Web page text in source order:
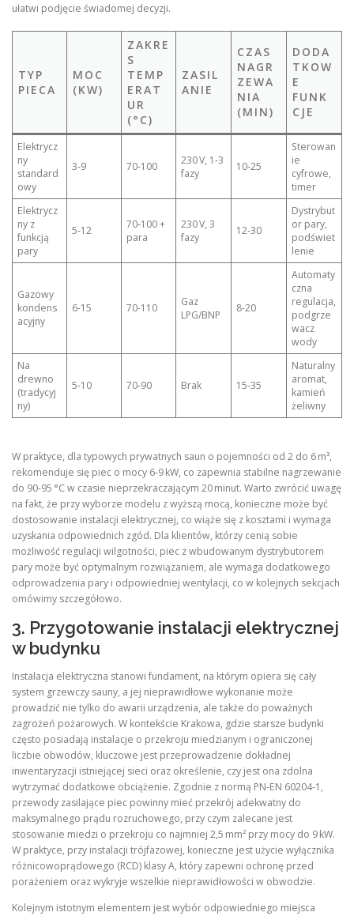
ułatwi podjęcie świadomej decyzji.
TYP
PIECA
MOC
(KW)
ZAKRE
S
TEMP
ERAT
UR
(°C)
ZASIL
ANIE
CZAS
NAGR
ZEWA
NIA
(MIN)
DODA
TKOW
E
FUNK
CJE
Elektrycz
ny
standard
owy
3‑9 70‑100
230 V, 1‑3
fazy
10‑25
Sterowan
ie
cyfrowe,
timer
Elektrycz
ny z
funkcją
pary
5‑12
70‑100 +
para
230 V, 3
fazy
12‑30
Dystrybut
or pary,
podświet
lenie
Gazowy
kondens
acyjny
6‑15 70‑110
Gaz
LPG/BNP
8‑20
Automaty
czna
regulacja,
podgrze
wacz
wody
Na
drewno
(tradycyj
ny)
5‑10 70‑90 Brak 15‑35
Naturalny
aromat,
kamień
żeliwny
W praktyce, dla typowych prywatnych saun o pojemności od 2 do 6 m³,
rekomenduje się piec o mocy 6‑9 kW, co zapewnia stabilne nagrzewanie
do 90‑95 °C w czasie nieprzekraczającym 20 minut. Warto zwrócić uwagę
na fakt, że przy wyborze modelu z wyższą mocą, konieczne może być
dostosowanie instalacji elektrycznej, co wiąże się z kosztami i wymaga
uzyskania odpowiednich zgód. Dla klientów, którzy cenią sobie
możliwość regulacji wilgotności, piec z wbudowanym dystrybutorem
pary może być optymalnym rozwiązaniem, ale wymaga dodatkowego
odprowadzenia pary i odpowiedniej wentylacji, co w kolejnych sekcjach
omówimy szczegółowo.
3. Przygotowanie instalacji elektrycznej
w budynku
Instalacja elektryczna stanowi fundament, na którym opiera się cały
system grzewczy sauny, a jej nieprawidłowe wykonanie może
prowadzić nie tylko do awarii urządzenia, ale także do poważnych
zagrożeń pożarowych. W kontekście Krakowa, gdzie starsze budynki
często posiadają instalacje o przekroju miedzianym i ograniczonej
liczbie obwodów, kluczowe jest przeprowadzenie dokładnej
inwentaryzacji istniejącej sieci oraz określenie, czy jest ona zdolna
wytrzymać dodatkowe obciążenie. Zgodnie z normą PN‑EN 60204‑1,
przewody zasilające piec powinny mieć przekrój adekwatny do
maksymalnego prądu rozruchowego, przy czym zalecane jest
stosowanie miedzi o przekroju co najmniej 2,5 mm² przy mocy do 9 kW.
W praktyce, przy instalacji trójfazowej, konieczne jest użycie wyłącznika
różnicowoprądowego (RCD) klasy A, który zapewni ochronę przed
porażeniem oraz wykryje wszelkie nieprawidłowości w obwodzie.
Kolejnym istotnym elementem jest wybór odpowiedniego miejsca